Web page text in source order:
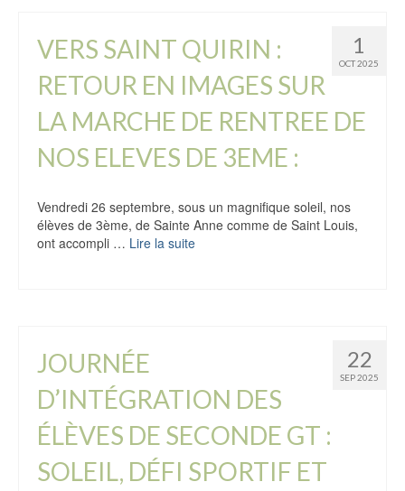
1
OCT 2025
VERS SAINT QUIRIN :
RETOUR EN IMAGES SUR
LA MARCHE DE RENTREE DE
NOS ELEVES DE 3EME :
Vendredi 26 septembre, sous un magnifique soleil, nos
élèves de 3ème, de Sainte Anne comme de Saint Louis,
ont accompli … Lire la suite
22
SEP 2025
JOURNÉE
D’INTÉGRATION DES
ÉLÈVES DE SECONDE GT :
SOLEIL, DÉFI SPORTIF ET